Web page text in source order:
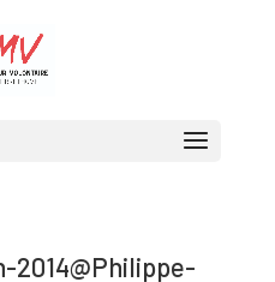
2014@Philippe-